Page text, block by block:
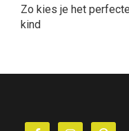
Zo kies je het
kind